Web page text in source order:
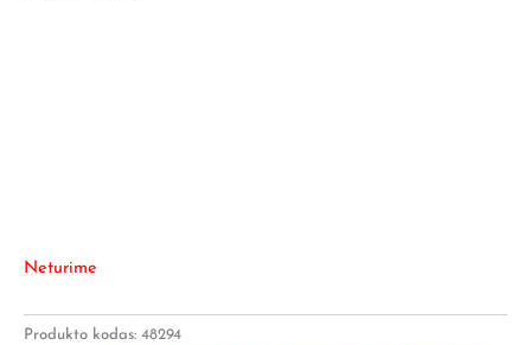
Neturime
Produkto kodas: 48294